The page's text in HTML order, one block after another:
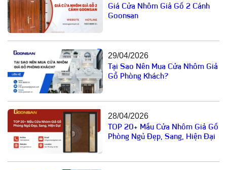
Giá Cửa Nhôm Giả Gỗ 2 Cánh
Goonsan
29/04/2026
Tại Sao Nên Mua Cửa Nhôm Giả
Gỗ Phòng Khách?
28/04/2026
TOP 20+ Mẫu Cửa Nhôm Giả Gỗ
Phòng Ngủ Đẹp, Sang, Hiện Đại